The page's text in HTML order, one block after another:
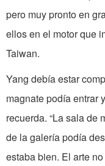
pero muy pronto en
ellos en el motor que
Taiwan.
Yang debía estar
magnate podía entrar
recuerda. “La sala de
de la galería podía
estaba bien. El arte